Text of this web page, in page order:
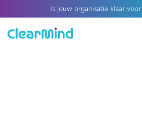
Is jouw organisatie klaar voor